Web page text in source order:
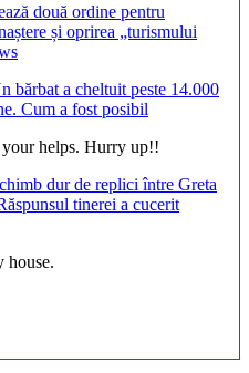
două ordine pentru
și oprirea „turismului
bărbat a cheltuit peste 14.000
Cum a fost posibil
helps. Hurry up!!
dur de replici între Greta
tinerei a cucerit
house.